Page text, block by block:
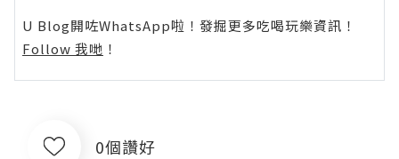
U Blog開咗WhatsApp啦！發掘更多吃喝玩樂資訊！
Follow 我哋 ！
0個讚好